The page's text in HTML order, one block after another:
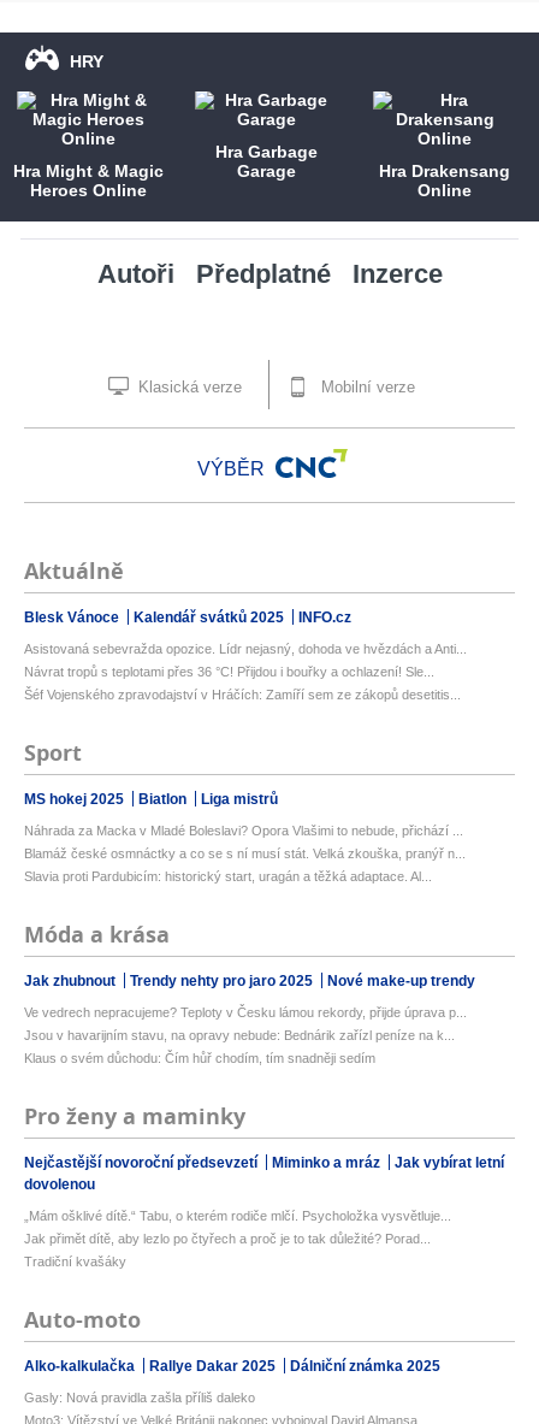
HRY
Hra Might & Magic
Heroes Online
Hra Garbage
Garage
Hra Drakensang
Online
Autoři Předplatné Inzerce
Klasická verze Mobilní verze
VÝBĚR
Aktuálně
Blesk Vánoce Kalendář svátků 2025 INFO.cz
Asistovaná sebevražda opozice. Lídr nejasný, dohoda ve hvězdách a Anti...
Návrat tropů s teplotami přes 36 °C! Přijdou i bouřky a ochlazení! Sle...
Šéf Vojenského zpravodajství v Hráčích: Zamíří sem ze zákopů desetitis...
Sport
MS hokej 2025 Biatlon Liga mistrů
Náhrada za Macka v Mladé Boleslavi? Opora Vlašimi to nebude, přichází ...
Blamáž české osmnáctky a co se s ní musí stát. Velká zkouška, pranýř n...
Slavia proti Pardubicím: historický start, uragán a těžká adaptace. Al...
Móda a krása
Jak zhubnout Trendy nehty pro jaro 2025 Nové make-up trendy
Ve vedrech nepracujeme? Teploty v Česku lámou rekordy, přijde úprava p...
Jsou v havarijním stavu, na opravy nebude: Bednárik zařízl peníze na k...
Klaus o svém důchodu: Čím hůř chodím, tím snadněji sedím
Pro ženy a maminky
Nejčastější novoroční předsevzetí Miminko a mráz
Jak vybírat letní
dovolenou
„Mám ošklivé dítě.“ Tabu, o kterém rodiče mlčí. Psycholožka vysvětluje...
Jak přimět dítě, aby lezlo po čtyřech a proč je to tak důležité? Porad...
Tradiční kvašáky
Auto-moto
Alko-kalkulačka Rallye Dakar 2025 Dálniční známka 2025
Gasly: Nová pravidla zašla příliš daleko
Moto3: Vítězství ve Velké Británii nakonec vybojoval David Almansa